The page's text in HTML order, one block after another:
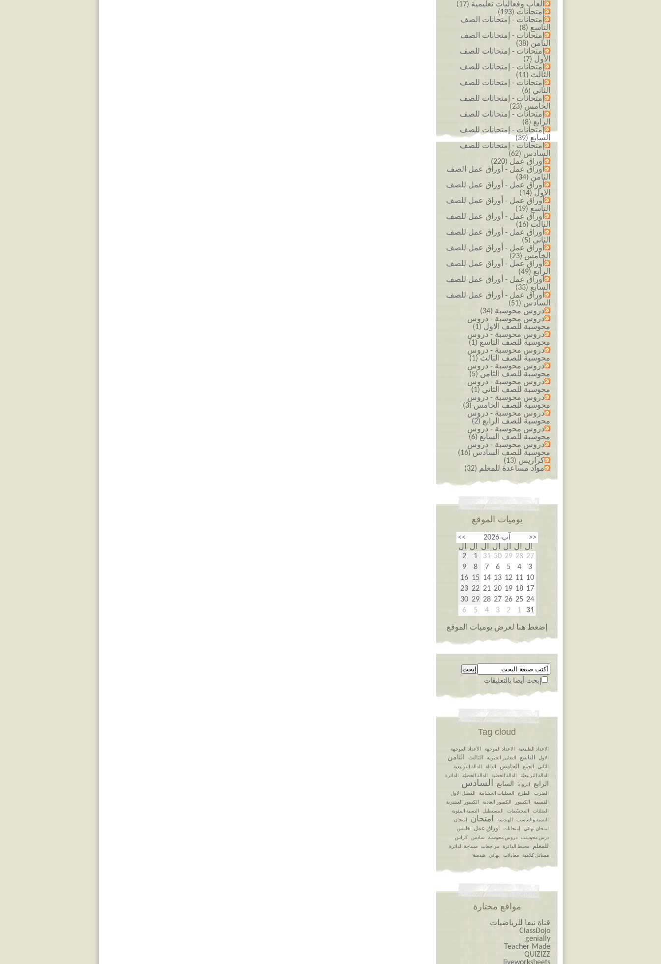
العاب وفعاليات تعليمية (17)
إمتحانات (193)
إمتحانات - إمتحانات الصف
التاسع (8)
إمتحانات - إمتحانات الصف
الثامن (38)
إمتحانات - إمتحانات للصف
الأول (7)
إمتحانات - إمتحانات للصف
الثالث (11)
إمتحانات - إمتحانات للصف
الثاني (6)
إمتحانات - إمتحانات للصف
الخامس (23)
إمتحانات - إمتحانات للصف
الرابع (8)
إمتحانات - إمتحانات للصف
السابع (39)
إمتحانات - إمتحانات للصف
السادس (62)
أوراق عمل (220)
أوراق عمل - أوراق عمل الصف
الثامن (34)
أوراق عمل - أوراق عمل للصف
الاول (14)
أوراق عمل - أوراق عمل للصف
التاسع (19)
أوراق عمل - أوراق عمل للصف
الثالث (16)
أوراق عمل - أوراق عمل للصف
الثاني (5)
أوراق عمل - أوراق عمل للصف
الخامس (23)
أوراق عمل - أوراق عمل للصف
الرابع (49)
أوراق عمل - أوراق عمل للصف
السابع (33)
أوراق عمل - أوراق عمل للصف
السادس (51)
دروس محوسبة (34)
دروس محوسبة - دروس
محوسبة للصف الاول (1)
دروس محوسبة - دروس
محوسبة للصف التاسع (1)
دروس محوسبة - دروس
محوسبة للصف الثالث (1)
دروس محوسبة - دروس
محوسبة للصف الثامن (5)
دروس محوسبة - دروس
محوسبة للصف الثاني (1)
دروس محوسبة - دروس
محوسبة للصف الخامس (3)
دروس محوسبة - دروس
محوسبة للصف الرابع (2)
دروس محوسبة - دروس
محوسبة للصف السابع (6)
دروس محوسبة - دروس
محوسبة للصف السادس (16)
كراريس (13)
مواد مساعدة للمعلم (32)
يوميات الموقع
<< آب 2026
>>
ال
ال ال ال ال ال
ال
27
28
29
30
31
1
2
3
4
5
6
7
8
9
10
11
12
13
14
15
16
17
18
19
20
21
22
23
24
25
26
27
28
29
30
31
1
2
3
4
5
6
إضغط هنا لعرض يوميات الموقع
إبحث أيضا بالتعليقات
Tag cloud
الاعداد الطبيعية الاعداد الموجهة
الأعداد الموجهة
الاول
التاسع التعابير الجبرية الثالث الثامن
الثاني الجمع الخامس الدالة
الدالة التربيعية
الدالة التربيعيّة
الدالة الخطية الدالة الخطيّة الدائرة
الرابع الزوايا السابع السادس
الضرب الطرح العمليات الحسابية
الفصل الاول
القسمة
الكسور الكسور العادية
الكسور العشرية
المثلثات
المجسّمات المستطيل
النسبة المئوية
النسبة والتناسب
الهندسة امتحان
إمتحان
امتحان نهائي
إمتحانات اوراق عمل
خامس
درس محوسب
دروس محوسبة سادس كراس
للمعلم محيط الدائرة مراجعات
مساحة الدائرة
مسائل كلامية
معادلات نهائي هندسة
مواقع مختارة
قناة نيفا للرياضيات
ClassDojo
genially
Teacher Made
QUIZIZZ